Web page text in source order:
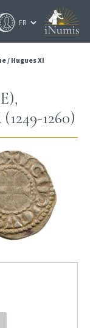
/ Hugues XI
1260)